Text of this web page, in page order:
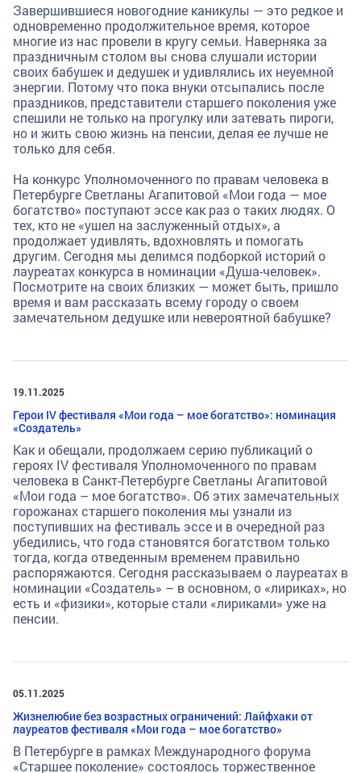
Завершившиеся новогодние каникулы — это редкое и
одновременно продолжительное время, которое
многие из нас провели в кругу семьи. Наверняка за
праздничным столом вы снова слушали истории
своих бабушек и дедушек и удивлялись их неуемной
энергии. Потому что пока внуки отсыпались после
праздников, представители старшего поколения уже
спешили не только на прогулку или затевать пироги,
но и жить свою жизнь на пенсии, делая ее лучше не
только для себя.
На конкурс Уполномоченного по правам человека в
Петербурге Светланы Агапитовой «Мои года — мое
богатство» поступают эссе как раз о таких людях. О
тех, кто не «ушел на заслуженный отдых», а
продолжает удивлять, вдохновлять и помогать
другим. Сегодня мы делимся подборкой историй о
лауреатах конкурса в номинации «Душа-человек».
Посмотрите на своих близких — может быть, пришло
время и вам рассказать всему городу о своем
замечательном дедушке или невероятной бабушке?
19.11.2025
Герои IV фестиваля «Мои года – мое богатство»: номинация
«Создатель»
Как и обещали, продолжаем серию публикаций о
героях IV фестиваля Уполномоченного по правам
человека в Санкт-Петербурге Светланы Агапитовой
«Мои года – мое богатство». Об этих замечательных
горожанах старшего поколения мы узнали из
поступивших на фестиваль эссе и в очередной раз
убедились, что года становятся богатством только
тогда, когда отведенным временем правильно
распоряжаются. Сегодня рассказываем о лауреатах в
номинации «Создатель» – в основном, о «лириках», но
есть и «физики», которые стали «лириками» уже на
пенсии.
05.11.2025
Жизнелюбие без возрастных ограничений: Лайфхаки от
лауреатов фестиваля «Мои года – мое богатство»
В Петербурге в рамках Международного форума
«Старшее поколение» состоялось торжественное